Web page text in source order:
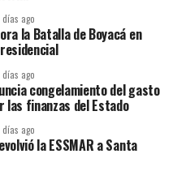
días ago
la Batalla de Boyacá en
días ago
congelamiento del gasto
las finanzas del Estado
días ago
la ESSMAR a Santa